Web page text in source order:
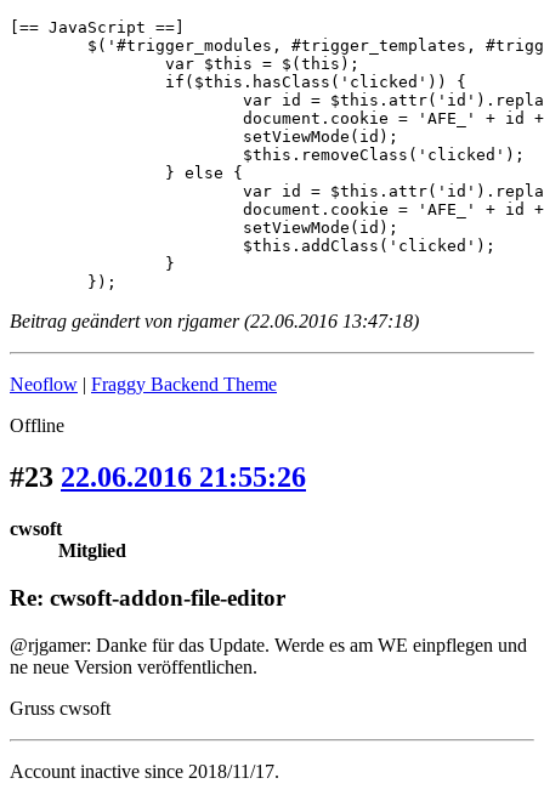
[== JavaScript ==]
	});
Beitrag geändert von rjgamer (22.06.2016 13:47:18)
Neoflow | Fraggy Backend Theme
Offline
#23 22.06.2016 21:55:26
cwsoft
Mitglied
Re: cwsoft-addon-file-editor
@rjgamer: Danke für das Update. Werde es am WE einpflegen und
ne neue Version veröffentlichen.
Gruss cwsoft
Account inactive since 2018/11/17.